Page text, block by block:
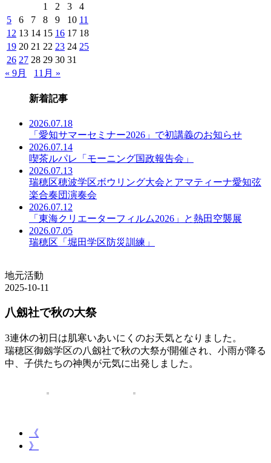
覧
1
2 3
4
5
6 7 8 9 10 11
12 13 14 15 16 17 18
19 20 21 22 23 24 25
26 27 28 29 30 31
« 9月
11月 »
新着記事
2026.07.18
「愛知サマーセミナー2026」で初講義のお知らせ
2026.07.14
喫茶ルパレ「モーニング国政報告会」
2026.07.13
瑞穂区穂波学区ボウリング大会とアマティーナ愛知弦
楽合奏団演奏会
2026.07.12
「東海クリエーターフィルム2026」と熱田空襲展
2026.07.05
瑞穂区「堀田学区防災訓練」
地元活動
2025-10-11
八劔社で秋の大祭
3連休の初日は肌寒いあいにくのお天気となりました。
瑞穂区御劔学区の八劔社で秋の大祭が開催され、小雨が降る
中、子供たちの神輿が元気に出発しました。
《
》